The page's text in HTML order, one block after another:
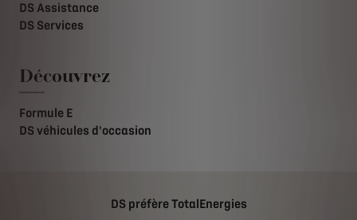
DS Assistance
DS Services
Découvrez
Formule E
DS véhicules d'occasion
DS préfère TotalEnergies